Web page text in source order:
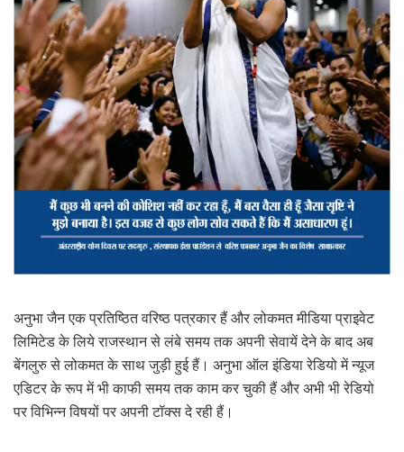
अनुभा जैन एक प्रतिष्ठित वरिष्ठ पत्रकार हैं और लोकमत मीडिया प्राइवेट
लिमिटेड के लिये राजस्थान से लंबे समय तक अपनी सेवायें देने के बाद अब
बेंगलुरु से लोकमत के साथ जुड़ी हुई हैं। अनुभा ऑल इंडिया रेडियो में न्यूज
एडिटर के रूप में भी काफी समय तक काम कर चुकी हैं और अभी भी रेडियो
पर विभिन्न विषयों पर अपनी टॉक्स दे रही हैं।